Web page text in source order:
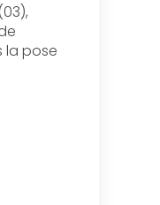
la pose